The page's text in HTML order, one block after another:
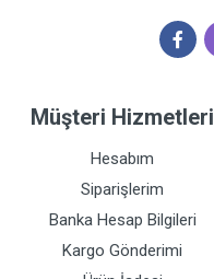
Müşteri Hizmetleri
Hesabım
Siparişlerim
Banka Hesap Bilgileri
Kargo Gönderimi